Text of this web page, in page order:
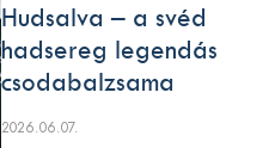
Hudsalva – a svéd
hadsereg legendás
csodabalzsama
2026.06.07.